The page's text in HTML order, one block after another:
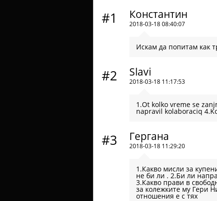
#1 Константин
2018-03-18 08:40:07
Искам да попитам как
#2 Slavi
2018-03-18 11:17:53
1.Ot kolko vreme se
napravil kolaboraciq
#3 Гергана
2018-03-18 11:29:20
1.Какво мисли за
не би ли . 2.Би ли
3.Какво прави в
за колежките му Гери
отношения е с тях